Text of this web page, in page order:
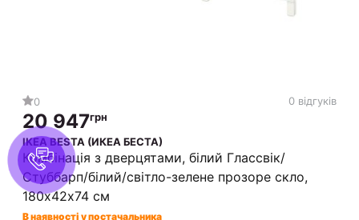
0 0 відгуків
20 947грн
IKEA BESTA (ИКЕА БЕСТА)
Комбінація з дверцятами, білий Глассвік/
Стуббарп/білий/світло-зелене прозоре скло,
180х42х74 см
В наявності у постачальника